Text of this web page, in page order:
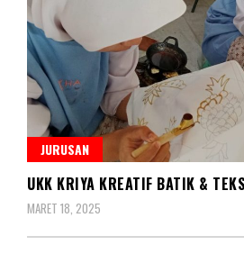
JURUSAN
UKK KRIYA KREATIF BATIK &
MARET 18, 2025